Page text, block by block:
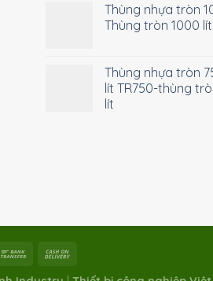
Thùng nhựa tròn
Thùng tròn 1000 lít
Thùng nhựa tròn
lít TR750-thùng
lít